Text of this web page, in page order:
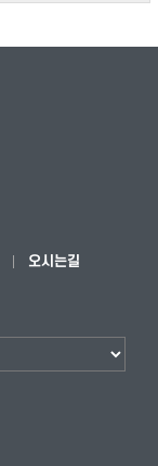
오시는길